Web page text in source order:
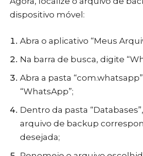
dispositivo móvel:
Abra o aplicativo “Meus
Na barra de busca, digite
Abra a pasta
“WhatsApp”;
Dentro da pasta
arquivo de backup
desejada;